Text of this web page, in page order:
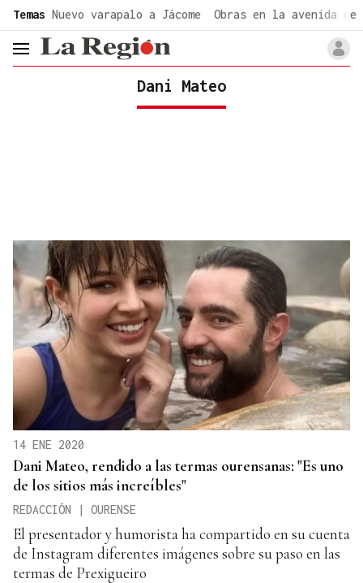
Temas Nuevo varapalo a Jácome Obras en la avenida de
header.menu.open
Dani Mateo
14 ENE 2020
Dani Mateo, rendido a las termas ourensanas: "Es uno
de los sitios más increíbles"
REDACCIÓN | OURENSE
El presentador y humorista ha compartido en su cuenta
de Instagram diferentes imágenes sobre su paso en las
termas de Prexigueiro